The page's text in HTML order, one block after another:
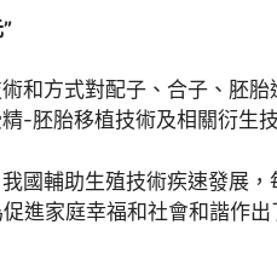
和方式對配子、合子、胚
-胚胎移植技術及相關衍生
國輔助生殖技術疾速發展
進家庭幸福和社會和諧作出